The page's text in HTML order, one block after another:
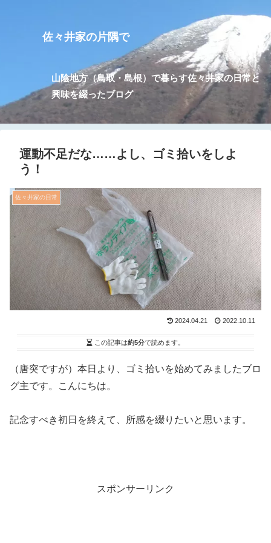
佐々井家の片隅で
山陰地方（鳥取・島根）で暮らす佐々井家の日常と
興味を綴ったブログ
運動不足だな……よし、ゴミ拾いをしよ
う！
佐々井家の日常
2024.04.21 2022.10.11
この記事は約5分で読めます。
（唐突ですが）本日より、ゴミ拾いを始めてみましたブロ
グ主です。こんにちは。
記念すべき初日を終えて、所感を綴りたいと思います。
スポンサーリンク